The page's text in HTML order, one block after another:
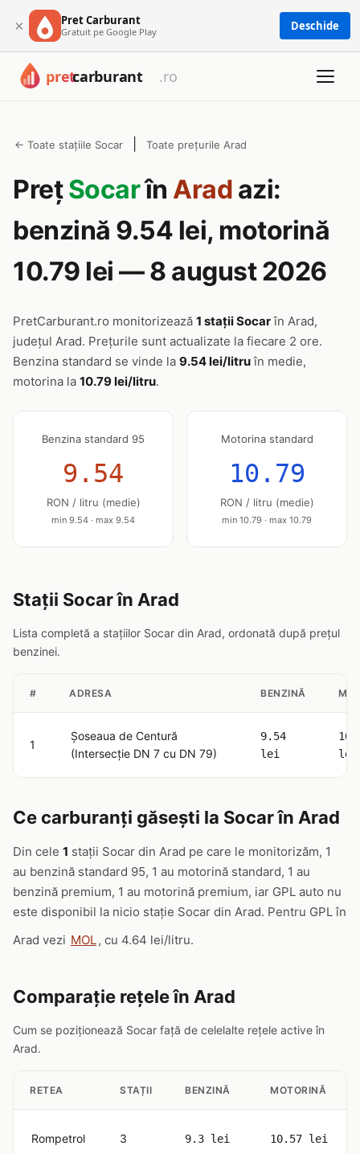
× Pret Carburant
Gratuit pe Google Play Deschide
← Toate stațiile Socar Toate prețurile Arad
PrețSocarîn Arad azi:
benzină 9.54 lei, motorină
10.79 lei — 8 august 2026
PretCarburant.ro monitorizează 1 stații Socarîn Arad,
județul Arad. Prețurile sunt actualizate la fiecare 2 ore.
Benzina standard se vinde la 9.54 lei/litruîn medie,
motorina la 10.79 lei/litru.
Benzina standard 95
9.54
RON / litru (medie)
min 9.54 · max 9.54
Motorina standard
10.79
RON / litru (medie)
min 10.79 · max 10.79
Stații Socar în Arad
Lista completă a stațiilor Socar din Arad, ordonată după prețul
benzinei.
# ADRESA BENZINĂ
1
Șoseaua de Centură
(Intersecție DN 7 cu DN 79)
9.54
lei
lei
Ce carburanți găsești la Socar în Arad
Din cele 1 stații Socar din Arad pe care le monitorizăm, 1
au benzină standard 95, 1 au motorină standard, 1 au
benzină premium, 1 au motorină premium, iar GPL auto nu
este disponibil la nicio stație Socar din Arad. Pentru GPL în
Arad vezi MOL, cu 4.64 lei/litru.
Comparație rețele în Arad
Cum se poziționează Socar față de celelalte rețele active în
Arad.
RETEA STAȚII BENZINĂ MOTORINĂ
Rompetrol 3 9.3 lei 10.57 lei